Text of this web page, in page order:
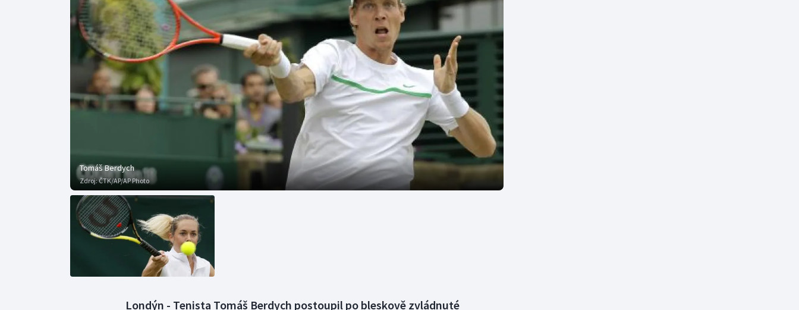
Curling
Dostihy
Florbal
Futsal
Golf
Gymnastika
Moderní pětiboj
Motorsport
Olympijské hry
Parasport
Plavání
Plážový volejbal
Triatlon
Veslování
Vodní slalom
Volejbal
Ostatní
Tomáš Berdych
Zdroj:ČTK/AP/AP Photo
Londýn - Tenista Tomáš Berdych postoupil po bleskově zvládnuté